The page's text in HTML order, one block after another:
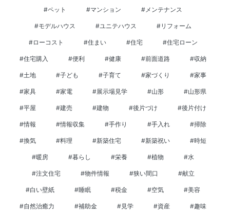
#ペット #マンション #メンテナンス
#モデルハウス #ユニテハウス #リフォーム
#ローコスト #住まい #住宅 #住宅ローン
#住宅購入 #便利 #健康 #前面道路 #収納
#土地 #子ども #子育て #家づくり #家事
#家具 #家電 #展示場見学 #山形 #山形県
#平屋 #建売 #建物 #後片づけ #後片付け
#情報 #情報収集 #手作り #手入れ #掃除
#換気 #料理 #新築住宅 #新築祝い #時短
#暖房 #暮らし #栄養 #植物 #水
#注文住宅 #物件情報 #狭い間口 #献立
#白い壁紙 #睡眠 #税金 #空気 #美容
#自然治癒力 #補助金 #見学 #資産 #趣味